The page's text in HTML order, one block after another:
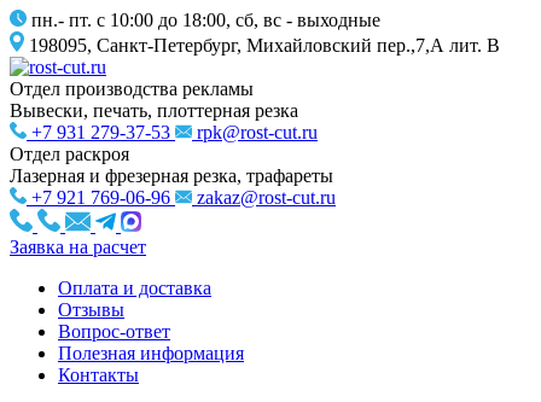
пн.- пт. с 10:00 до 18:00, сб, вс - выходные
198095, Санкт-Петербург, Михайловский пер.,7,А лит. В
Отдел производства рекламы
Вывески, печать, плоттерная резка
+7 931 279-37-53
rpk@rost-cut.ru
Отдел раскроя
Лазерная и фрезерная резка, трафареты
+7 921 769-06-96
zakaz@rost-cut.ru
Заявка на расчет
Оплата и доставка
Отзывы
Вопрос-ответ
Полезная информация
Контакты